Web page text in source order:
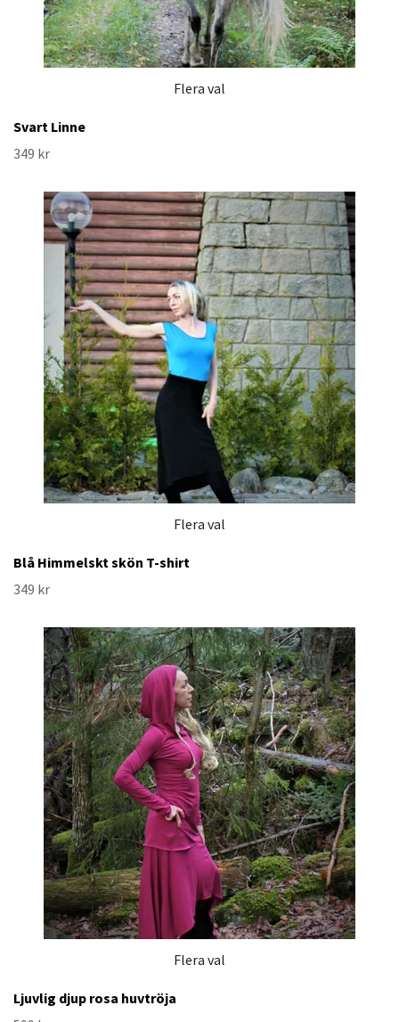
Flera val
Svart Linne
349 kr
Flera val
Blå Himmelskt skön T-shirt
349 kr
Flera val
Ljuvlig djup rosa huvtröja